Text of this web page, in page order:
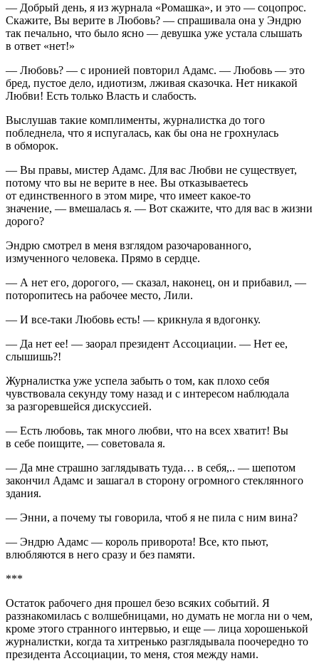
— Добрый день, я из журнала «Ромашка», и это — соцопрос.
Скажите, Вы верите в Любовь? — спрашивала она у Эндрю
так печально, что было ясно — девушка уже устала слышать
в ответ «нет!»
— Любовь? — с иронией повторил Адамс. — Любовь — это
бред, пустое дело, идиотизм, лживая сказочка. Нет никакой
Любви! Есть только Власть и слабость.
Выслушав такие комплименты, журналистка до того
побледнела, что я испугалась, как бы она не грохнулась
в обморок.
— Вы правы, мистер Адамс. Для вас Любви не существует,
потому что вы не верите в нее. Вы отказываетесь
от единственного в этом мире, что имеет какое-то
значение, — вмешалась я. — Вот скажите, что для вас в жизни
дорого?
Эндрю смотрел в меня взглядом разочарованного,
измученного человека. Прямо в сердце.
— А нет его, дорогого, — сказал, наконец, он и прибавил, —
поторопитесь на рабочее место, Лили.
— И все-таки Любовь есть! — крикнула я вдогонку.
— Да нет ее! — заорал президент Ассоциации. — Нет ее,
слышишь?!
Журналистка уже успела забыть о том, как плохо себя
чувствовала секунду тому назад и с интересом наблюдала
за разгоревшейся дискуссией.
— Есть любовь, так много любви, что на всех хватит! Вы
в себе поищите, — советовала я.
— Да мне страшно заглядывать туда… в себя,.. — шепотом
закончил Адамс и зашагал в сторону огромного стеклянного
здания.
— Энни, а почему ты говорила, чтоб я не пила с ним вина?
— Эндрю Адамс — король приворота! Все, кто пьют,
влюбляются в него сразу и без памяти.
***
Остаток рабочего дня прошел безо всяких событий. Я
раззнакомилась с волшебницами, но думать не могла ни о чем,
кроме этого странного интервью, и еще — лица хорошенькой
журналистки, когда та хитренько разглядывала поочередно то
президента Ассоциации, то меня, стоя между нами.